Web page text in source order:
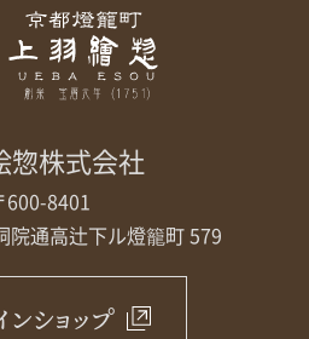
惣株式会社
600-8401
院通高辻下ル燈籠町 579
ンショップ